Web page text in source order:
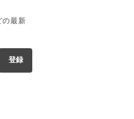
の最新
登録